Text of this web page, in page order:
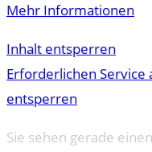
Mehr Informationen
Inhalt entsperren
Erforderlichen
entsperren
Sie sehen gerade